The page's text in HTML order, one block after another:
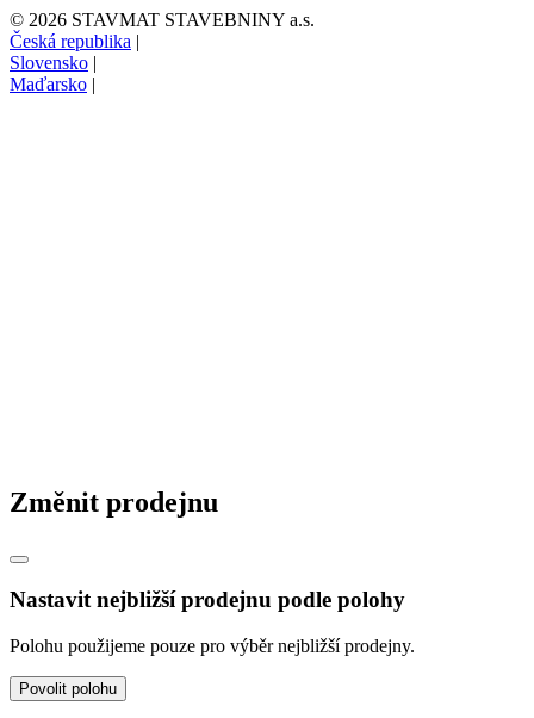
© 2026 STAVMAT STAVEBNINY a.s.
Česká republika
Slovensko
Maďarsko
Změnit prodejnu
Nastavit nejbližší prodejnu podle polohy
Polohu použijeme pouze pro výběr nejbližší prodejny.
Povolit polohu